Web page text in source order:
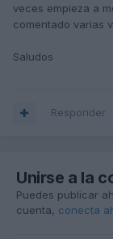
veces empieza a
comentado varias
Saludos
Responder
Unirse a la
Puedes publicar
cuenta, conecta